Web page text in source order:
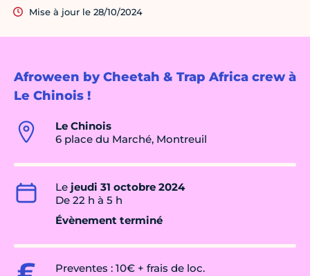
Afroween by Cheetah & Trap Africa crew à
Le Chinois !
Le Chinois
6 place du Marché, Montreuil
Le jeudi 31 octobre 2024
De 22 h à 5 h
Évènement terminé
Preventes : 10€ + frais de loc.
Mise à jour le 28/10/2024